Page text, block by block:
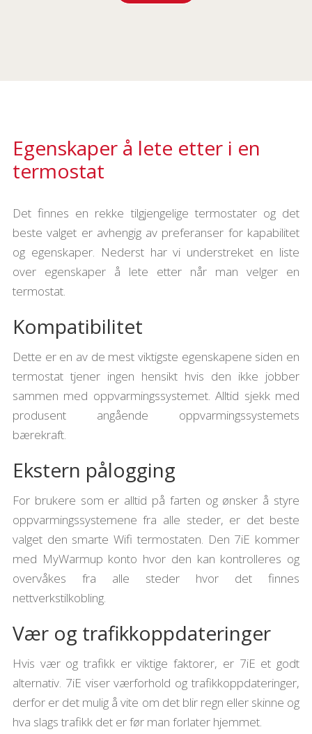
Egenskaper å lete etter i en
termostat
Det finnes en rekke tilgjengelige termostater og det
beste valget er avhengig av preferanser for kapabilitet
og egenskaper. Nederst har vi understreket en liste
over egenskaper å lete etter når man velger en
termostat.
Kompatibilitet
Dette er en av de mest viktigste egenskapene siden en
termostat tjener ingen hensikt hvis den ikke jobber
sammen med oppvarmingssystemet. Alltid sjekk med
produsent angående oppvarmingssystemets
bærekraft.
Ekstern pålogging
For brukere som er alltid på farten og ønsker å styre
oppvarmingssystemene fra alle steder, er det beste
valget den smarte Wifi termostaten. Den 7iE kommer
med MyWarmup konto hvor den kan kontrolleres og
overvåkes fra alle steder hvor det finnes
nettverkstilkobling.
Vær og trafikkoppdateringer
Hvis vær og trafikk er viktige faktorer, er 7iE et godt
alternativ. 7iE viser værforhold og trafikkoppdateringer,
derfor er det mulig å vite om det blir regn eller skinne og
hva slags trafikk det er før man forlater hjemmet.